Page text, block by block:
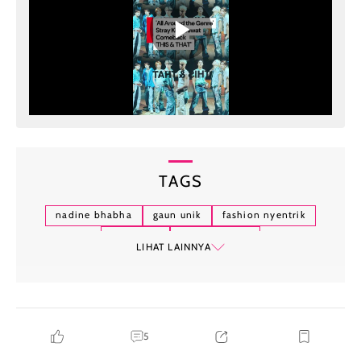
TAGS
nadine bhabha gaun unik
fashion nyentrik
LIHAT LAINNYA
5